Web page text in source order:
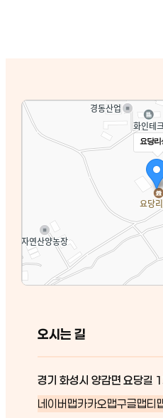
요당리
오시는 길
경기 화성시 양감면 요당
네이버맵카카오맵구글맵티